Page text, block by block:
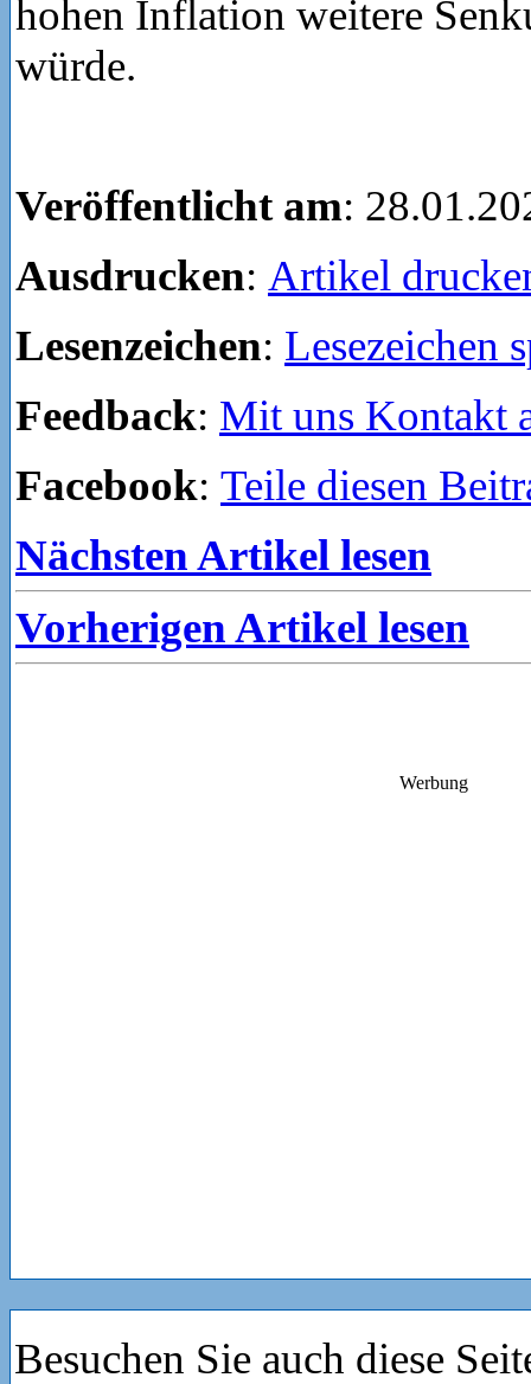
hohen Inflation weitere
würde.
Veröffentlicht am:
Ausdrucken: Artikel
Lesenzeichen: Lesezeichen
Feedback: Mit uns Kontakt
Facebook: Teile diesen
Nächsten Artikel lesen
Vorherigen Artikel lesen
Werbung
Besuchen Sie auch diese